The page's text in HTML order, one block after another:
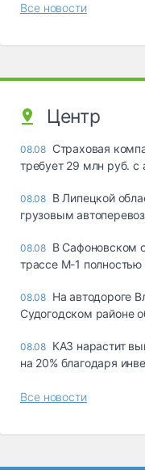
Все новости
Центр
08.08 Страховая
требует 29 млн руб. с
08.08 В Липецкой
грузовым
08.08 В Сафоновском
трассе М-1 полностью
08.08 На автодороге
Судогодском районе
08.08 КАЗ нарастит
на 20% благодаря
Все новости